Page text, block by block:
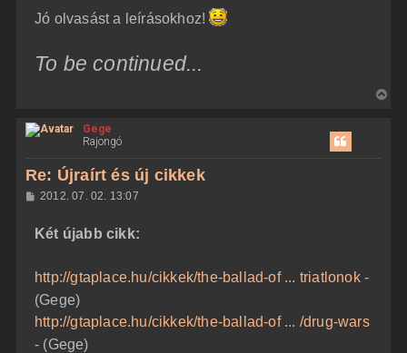
Jó olvasást a leírásokhoz!
To be continued...
Gege
Rajongó
Re: Újraírt és új cikkek
H
z
z
ó
l
á
s
2012. 07. 02. 13:07
Két újabb cikk:
http://gtaplace.hu/cikkek/the-ballad-of ... triatlonok-
(Gege)
http://gtaplace.hu/cikkek/the-ballad-of ... /drug-wars
- (Gege)